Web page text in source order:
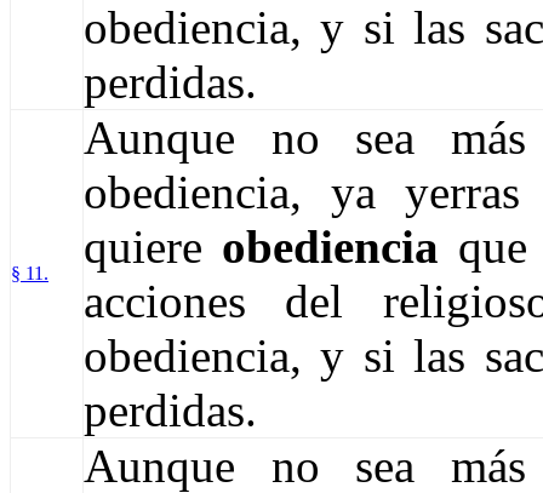
obediencia, y si las
perdidas.
§ 11.
Aunque no sea
obediencia, ya
quiere obediencia
acciones del
obediencia, y si las
perdidas.
Aunque no sea